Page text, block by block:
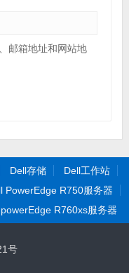
邮箱地址和网站地
Dell存储
Dell工作站
PowerEdge R750服务器
R760xs服务器
号